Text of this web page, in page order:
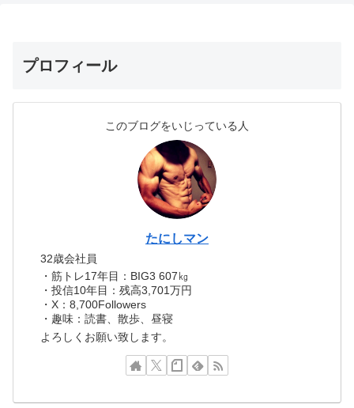
プロフィール
このブログをいじっている人
たにしマン
32歳会社員
・筋トレ17年目：BIG3 607㎏
・投信10年目：残高3,701万円
・X：8,700Followers
・趣味：読書、散歩、昼寝
よろしくお願い致します。